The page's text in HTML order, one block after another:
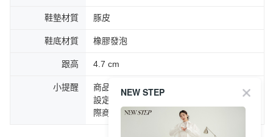
鞋墊材質 豚皮
鞋底材質 橡膠發泡
跟高 4.7 cm
小提醒
商品圖片顏色會因拍攝燈光環境或個人螢幕
設定不同，而造成部份色差現象，顏色以實
際商品為主。
NEW STEP